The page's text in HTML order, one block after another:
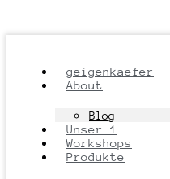
geigenkaefer
About
Blog
Unser 1
Workshops
Produkte